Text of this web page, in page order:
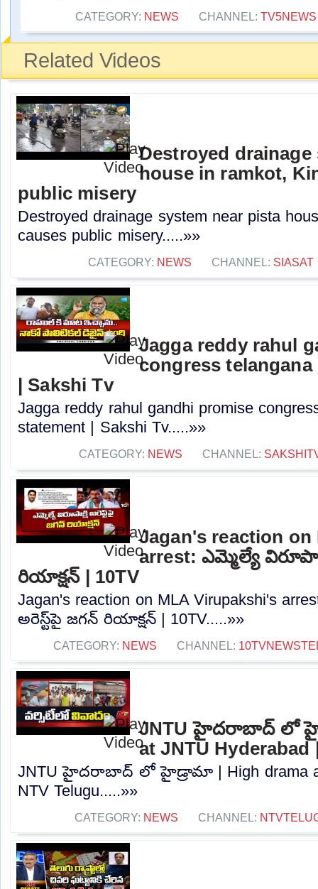
CATEGORY: NEWS CHANNEL: TV5NEWS
Related Videos
Destroyed
house in ramkot,
public misery
Destroyed drainage system near pista
causes public misery.....»»
CATEGORY: NEWS CHANNEL: SIASAT
Jagga reddy rahul
congress
| Sakshi Tv
Jagga reddy rahul gandhi promise
statement | Sakshi Tv.....»»
CATEGORY: NEWS CHANNEL:
Jagan's reaction
arrest: ఎమ్మెల్యే
రియాక్షన్‌ | 10TV
Jagan's reaction on MLA Virupakshi's
అరెస్ట్‌పై జగన్‌ రియాక్షన్‌ | 10TV.....»»
CATEGORY: NEWS CHANNEL:
JNTU హైదరాబాద్ లో
at JNTU Hyderabad
JNTU హైదరాబాద్ లో హైడ్రామా | High drama at
NTV Telugu.....»»
CATEGORY: NEWS CHANNEL: